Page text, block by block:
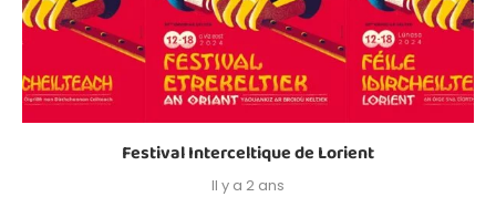
Festival Interceltique de Lorient
Il y a 2 ans